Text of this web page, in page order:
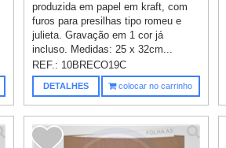
produzida em papel em kraft, com
furos para presilhas tipo romeu e
julieta. Gravação em 1 cor já
incluso. Medidas: 25 x 32cm...
REF.: 10BRECO19C
DETALHES colocar no carrinho